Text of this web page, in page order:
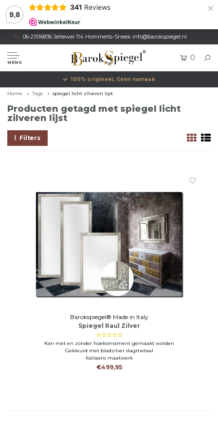
9,8
341 Reviews ×
06-21516836 Jeltewei 114 Hommerts-Sneek info@barokspiegel.nl
MENU
0
100% origineel, Géén namaak
Home Tags spiegel licht zilveren lijst
Producten getagd met spiegel licht
zilveren lijst
Filters
Barokspiegel® Made in Italy
Spiegel Raul Zilver
Kan met en zonder hoekornament gemaakt worden
Gekleurd met bladzilver slagmetaal
Italiaans maatwerk
€499,95